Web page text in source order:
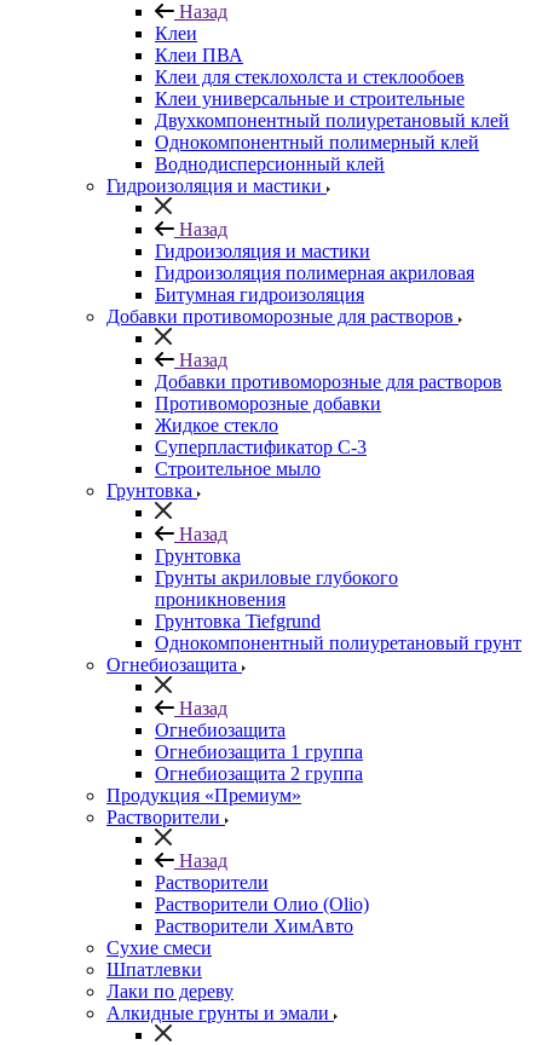
Назад
Клеи
Клеи ПВА
Клеи для стеклохолста и стеклообоев
Клеи универсальные и строительные
Двухкомпонентный полиуретановый клей
Однокомпонентный полимерный клей
Воднодисперсионный клей
Гидроизоляция и мастики
Назад
Гидроизоляция и мастики
Гидроизоляция полимерная акриловая
Битумная гидроизоляция
Добавки противоморозные для растворов
Назад
Добавки противоморозные для растворов
Противоморозные добавки
Жидкое стекло
Суперпластификатор С-3
Строительное мыло
Грунтовка
Назад
Грунтовка
Грунты акриловые глубокого
проникновения
Грунтовка Tiefgrund
Однокомпонентный полиуретановый грунт
Огнебиозащита
Назад
Огнебиозащита
Огнебиозащита 1 группа
Огнебиозащита 2 группа
Продукция «Премиум»
Растворители
Назад
Растворители
Растворители Олио (Olio)
Растворители ХимАвто
Сухие смеси
Шпатлевки
Лаки по дереву
Алкидные грунты и эмали